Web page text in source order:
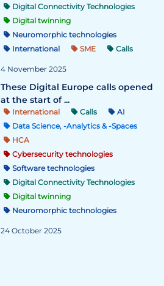
Digital Connectivity Technologies
Digital twinning
Neuromorphic technologies
International
SME Calls
4 November 2025
These Digital Europe calls opened
at the start of ...
International Calls
AI
Data Science, -Analytics & -Spaces
HCA
Cybersecurity technologies
Software technologies
Digital Connectivity Technologies
Digital twinning
Neuromorphic technologies
24 October 2025